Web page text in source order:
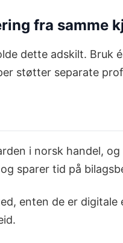
fra samme
dette adskilt.
støtter separate
i norsk handel,
sparer tid på
enten de er digitale